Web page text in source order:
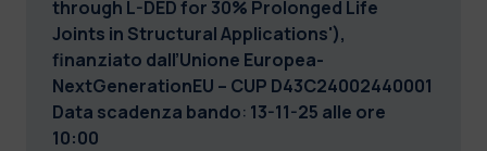
through L-DED for 30% Prolonged Life
Joints in Structural Applications'),
finanziato dall’Unione Europea-
NextGenerationEU – CUP D43C24002440001
Data scadenza bando: 13-11-25 alle ore
10:00